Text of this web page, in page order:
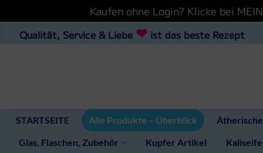
Kaufen ohne Login? Klicke bei
Inhalt
Qualität, Service & Liebe ❤ist das beste Rezept
STARTSEITE Alle Produkte – Überblick
Glas, Flaschen, Zubehör Kupfer Artikel Kaliseife